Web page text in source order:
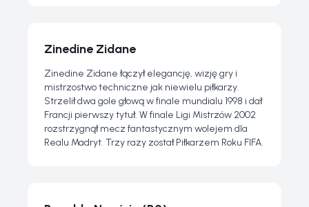
Zinedine Zidane
Zinedine Zidane łączył elegancję, wizję gry i
mistrzostwo techniczne jak niewielu piłkarzy.
Strzelił dwa gole głową w finale mundialu 1998 i dał
Francji pierwszy tytuł. W finale Ligi Mistrzów 2002
rozstrzygnął mecz fantastycznym wolejem dla
Realu Madryt. Trzy razy został Piłkarzem Roku FIFA.